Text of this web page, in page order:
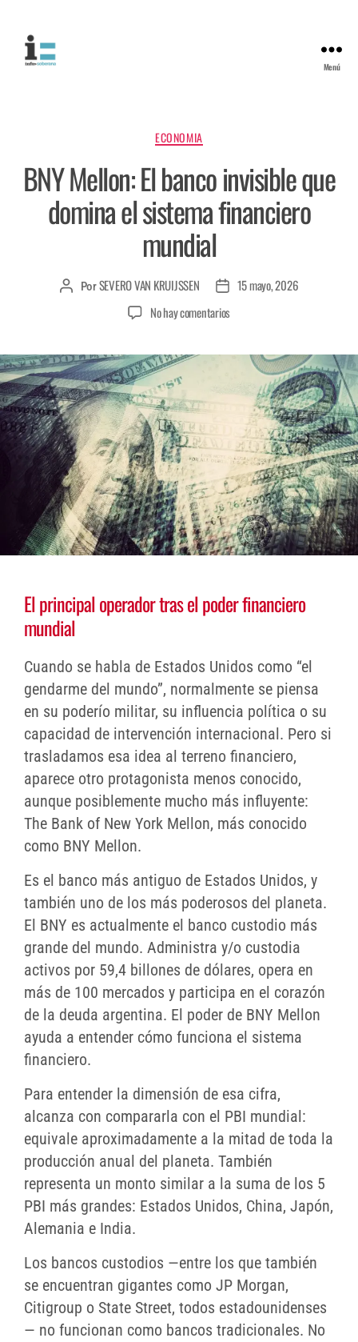
Menú
ECONOMIA
BNY Mellon: El banco invisible que
domina el sistema financiero
mundial
PorSEVERO VAN KRUIJSSEN
15 mayo, 2026
No hay comentarios
El principal operador tras el poder financiero
mundial
Cuando se habla de Estados Unidos como “el
gendarme del mundo”, normalmente se piensa
en su poderío militar, su influencia política o su
capacidad de intervención internacional. Pero si
trasladamos esa idea al terreno financiero,
aparece otro protagonista menos conocido,
aunque posiblemente mucho más influyente:
The Bank of New York Mellon, más conocido
como BNY Mellon.
Es el banco más antiguo de Estados Unidos, y
también uno de los más poderosos del planeta.
El BNY es actualmente el banco custodio más
grande del mundo. Administra y/o custodia
activos por 59,4 billones de dólares, opera en
más de 100 mercados y participa en el corazón
de la deuda argentina. El poder de BNY Mellon
ayuda a entender cómo funciona el sistema
financiero.
Para entender la dimensión de esa cifra,
alcanza con compararla con el PBI mundial:
equivale aproximadamente a la mitad de toda la
producción anual del planeta. También
representa un monto similar a la suma de los 5
PBI más grandes: Estados Unidos, China, Japón,
Alemania e India.
Los bancos custodios —entre los que también
se encuentran gigantes como JP Morgan,
Citigroup o State Street, todos estadounidenses
— no funcionan como bancos tradicionales. No